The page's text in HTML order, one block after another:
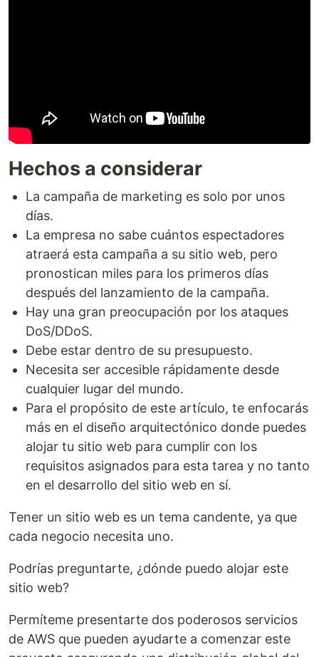
Hechos a considerar
La campaña de marketing es solo por unos
días.
La empresa no sabe cuántos espectadores
atraerá esta campaña a su sitio web, pero
pronostican miles para los primeros días
después del lanzamiento de la campaña.
Hay una gran preocupación por los ataques
DoS/DDoS.
Debe estar dentro de su presupuesto.
Necesita ser accesible rápidamente desde
cualquier lugar del mundo.
Para el propósito de este artículo, te enfocarás
más en el diseño arquitectónico donde puedes
alojar tu sitio web para cumplir con los
requisitos asignados para esta tarea y no tanto
en el desarrollo del sitio web en sí.
Tener un sitio web es un tema candente, ya que
cada negocio necesita uno.
Podrías preguntarte, ¿dónde puedo alojar este
sitio web?
Permíteme presentarte dos poderosos servicios
de AWS que pueden ayudarte a comenzar este